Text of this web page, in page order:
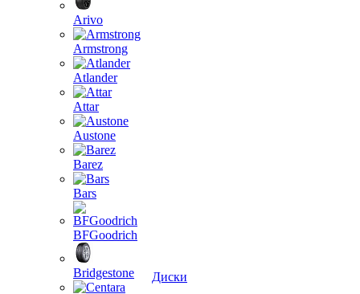
Arivo
Armstrong
Atlander
Attar
Austone
Barez
Bars
BFGoodrich
Bridgestone
Диски